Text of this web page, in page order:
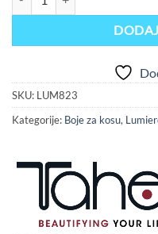
SKU: LUM823
Kategorije: Boje za kosu,